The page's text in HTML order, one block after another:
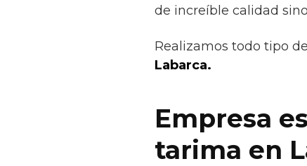
de increíble calidad
Realizamos todo tipo
Labarca.
Empresa
tarima en